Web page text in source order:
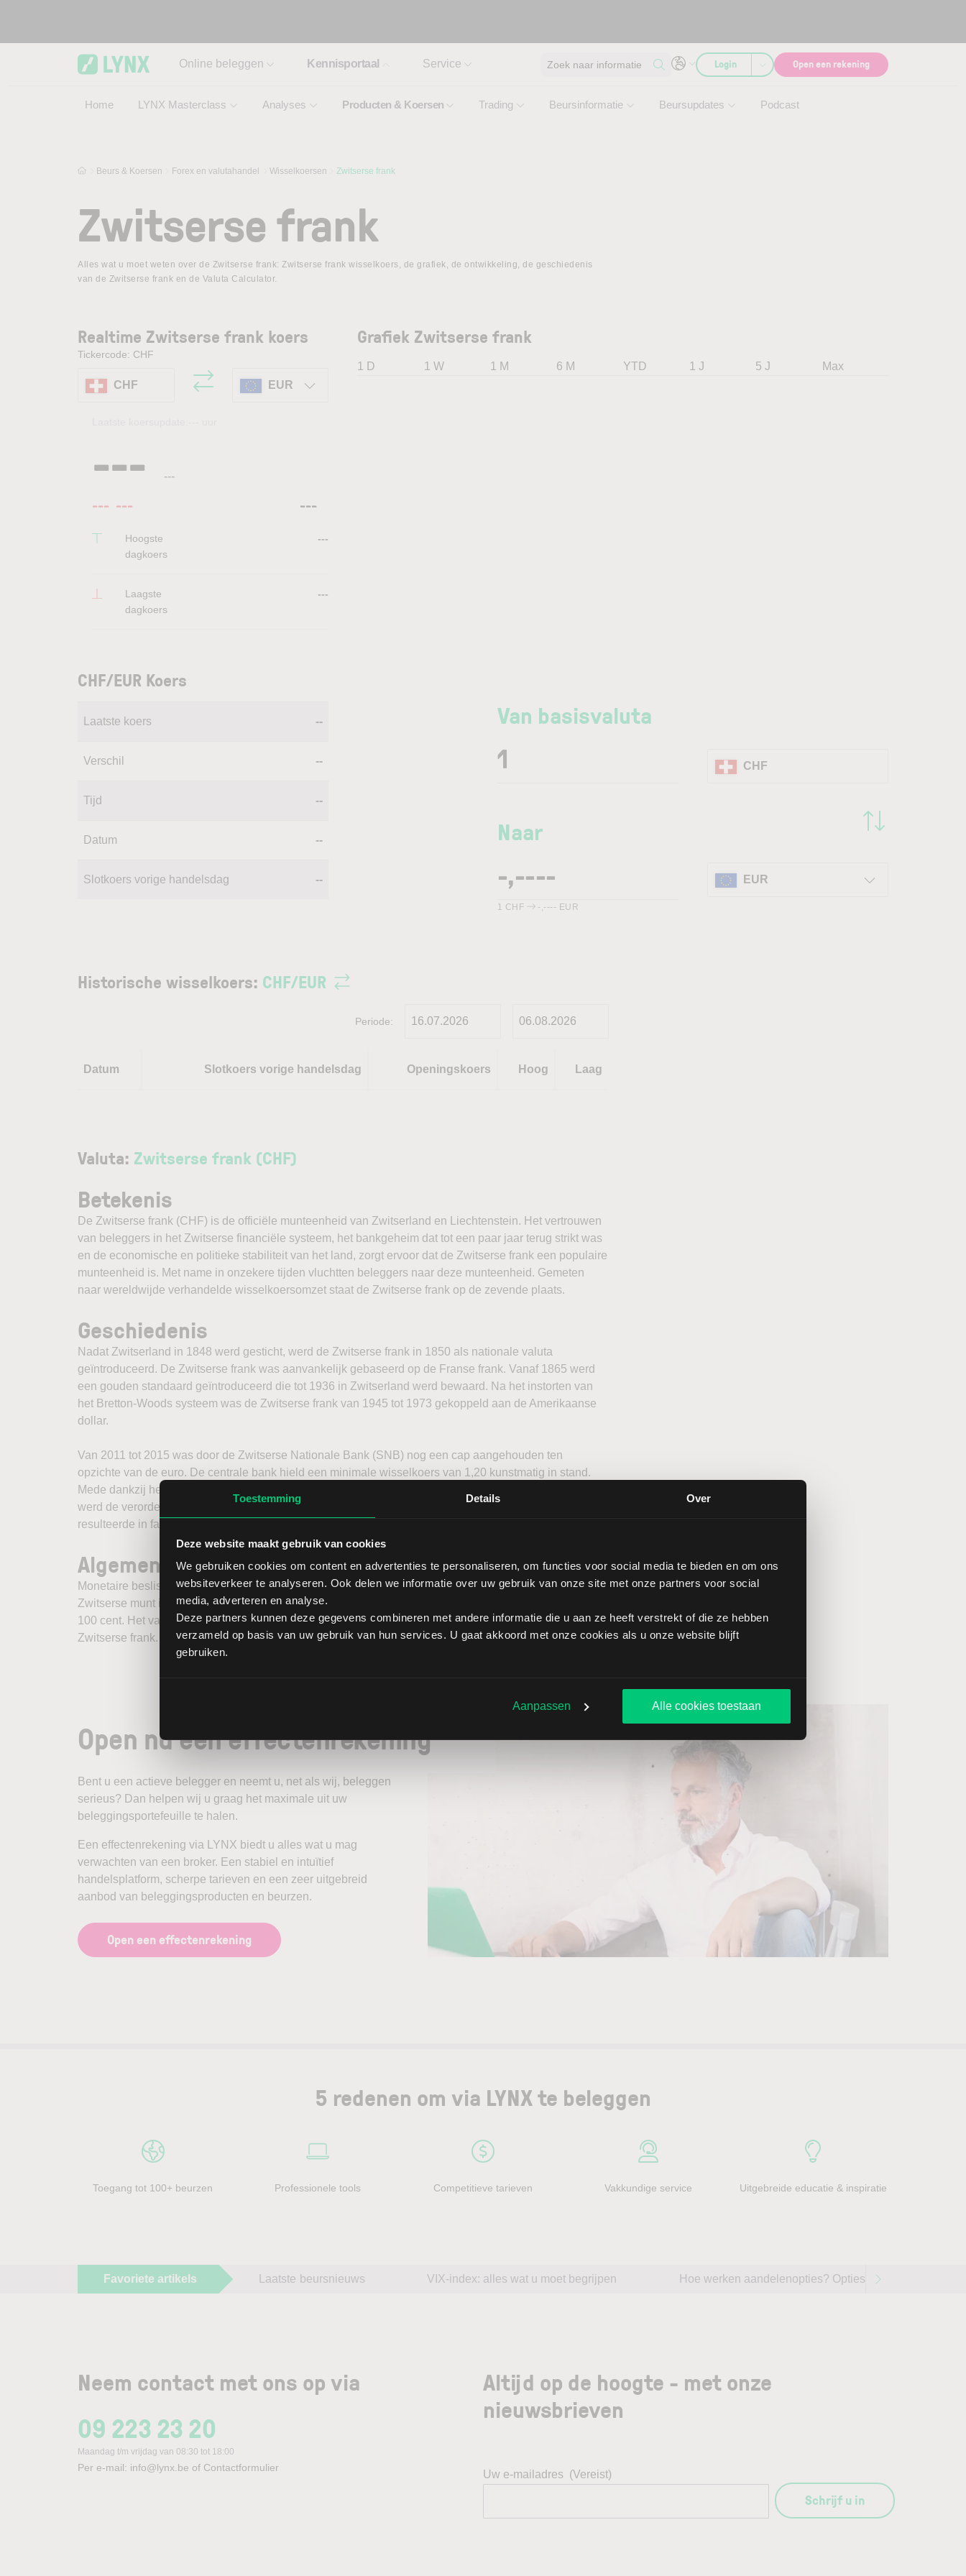
Toestemming Details Over
Deze website maakt gebruik van cookies
We gebruiken cookies om content en advertenties te personaliseren, om functies voor social media te bieden en om ons
websiteverkeer te analyseren. Ook delen we informatie over uw gebruik van onze site met onze partners voor social
media, adverteren en analyse.
Deze partners kunnen deze gegevens combineren met andere informatie die u aan ze heeft verstrekt of die ze hebben
verzameld op basis van uw gebruik van hun services. U gaat akkoord met onze cookies als u onze website blijft
gebruiken.
Aanpassen Alle cookies toestaan
Online beleggen Kennisportaal
Home LYNX Masterclass Analyses Producten & Koersen Trading Beursinformatie Beursupdates Podcast
Service Zoek naar informatie Login Open een rekening
Beurs & Koersen Forex en valutahandel Wisselkoersen Zwitserse frank
Zwitserse frank
Alles wat u moet weten over de Zwitserse frank: Zwitserse frank wisselkoers, de grafiek, de ontwikkeling, de geschiedenis
van de Zwitserse frank en de Valuta Calculator.
Realtime Zwitserse frank koers
Tickercode: CHF
CHF EUR
--- ---
--- --- ---
Hoogste
dagkoers
---
Laagste
dagkoers
---
Grafiek Zwitserse frank
1 D 1 W 1 M 6 M YTD 1 J 5 J Max
CHF/EUR Koers
Laatste koers --
Verschil --
Tijd --
Datum --
Slotkoers vorige handelsdag --
Van basisvaluta
Naar
CHF
EUR
1 CHF -,---- EUR
Historische wisselkoers: CHF/EUR
Periode:
Datum Slotkoers vorige handelsdag Openingskoers Hoog Laag
Valuta: Zwitserse frank (CHF)
Betekenis
De Zwitserse frank (CHF) is de officiële munteenheid van Zwitserland en Liechtenstein. Het vertrouwen
van beleggers in het Zwitserse financiële systeem, het bankgeheim dat tot een paar jaar terug strikt was
en de economische en politieke stabiliteit van het land, zorgt ervoor dat de Zwitserse frank een populaire
munteenheid is. Met name in onzekere tijden vluchtten beleggers naar deze munteenheid. Gemeten
naar wereldwijde verhandelde wisselkoersomzet staat de Zwitserse frank op de zevende plaats.
Geschiedenis
Nadat Zwitserland in 1848 werd gesticht, werd de Zwitserse frank in 1850 als nationale valuta
geïntroduceerd. De Zwitserse frank was aanvankelijk gebaseerd op de Franse frank. Vanaf 1865 werd
een gouden standaard geïntroduceerd die tot 1936 in Zwitserland werd bewaard. Na het instorten van
het Bretton-Woods systeem was de Zwitserse frank van 1945 tot 1973 gekoppeld aan de Amerikaanse
dollar.
Van 2011 tot 2015 was door de Zwitserse Nationale Bank (SNB) nog een cap aangehouden ten
opzichte van de euro. De centrale bank hield een minimale wisselkoers van 1,20 kunstmatig in stand.
Mede dankzij het opkoopprogramma van de ECB kon dit niet langer worden vastgehouden en hierom
werd de verordening ontbonden. Het besluit zorgde voor paniek onder valutahandelaren en dit
resulteerde in faillissementen van meerdere brokers.
Algemene informatie
Monetaire beslissingen in Zwitserland worden dus genomen door de Swiss National Bank (SNB). De
Zwitserse munt is net als in de eurozone verdeeld in centen. Een Zwitserse frank is dan ook gelijk aan
100 cent. Het valutapaar EUR/CHF staat voor de verhouding tussen de euro ten opzichte van de
Zwitserse frank.
Open nu een effectenrekening
Bent u een actieve belegger en neemt u, net als wij, beleggen
serieus? Dan helpen wij u graag het maximale uit uw
beleggingsportefeuille te halen.
Een effectenrekening via LYNX biedt u alles wat u mag
verwachten van een broker. Een stabiel en intuïtief
handelsplatform, scherpe tarieven en een zeer uitgebreid
aanbod van beleggingsproducten en beurzen.
Open een effectenrekening
5 redenen om via LYNX te beleggen
Toegang tot 100+ beurzen Professionele tools Competitieve tarieven Vakkundige service Uitgebreide educatie & inspiratie
Favoriete artikels Laatste beursnieuws VIX-index: alles wat u moet begrijpen Hoe werken aandelenopties? Opties handelen op
Neem contact met ons op via
09 223 23 20
Maandag t/m vrijdag van 08:30 tot 18:00
Per e-mail: info@lynx.be of Contactformulier
Altijd op de hoogte - met onze
nieuwsbrieven
Uw e-mailadres (Vereist)
Schrijf u in